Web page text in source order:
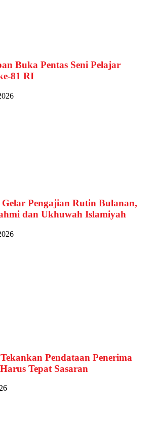
Buka Pentas Seni Pelajar
81 RI
Pengajian Rutin Bulanan,
dan Ukhuwah Islamiyah
Pendataan Penerima
Tepat Sasaran